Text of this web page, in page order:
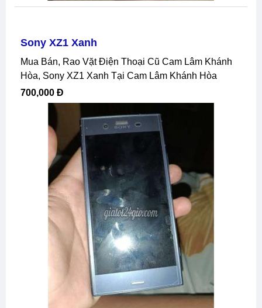
Sony XZ1 Xanh
Mua Bán, Rao Vặt Điện Thoại Cũ Cam Lâm Khánh
Hòa, Sony XZ1 Xanh Tại Cam Lâm Khánh Hòa
700,000 Đ